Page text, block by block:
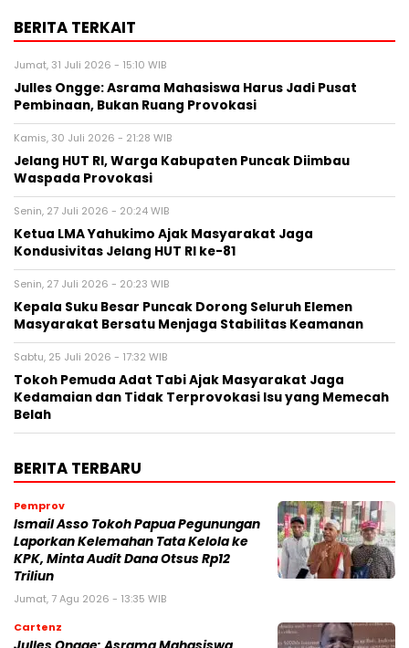
BERITA TERKAIT
Jumat, 31 Juli 2026 - 15:10 WIB
Julles Ongge: Asrama Mahasiswa Harus Jadi Pusat
Pembinaan, Bukan Ruang Provokasi
Kamis, 30 Juli 2026 - 21:28 WIB
Jelang HUT RI, Warga Kabupaten Puncak Diimbau
Waspada Provokasi
Senin, 27 Juli 2026 - 20:24 WIB
Ketua LMA Yahukimo Ajak Masyarakat Jaga
Kondusivitas Jelang HUT RI ke-81
Senin, 27 Juli 2026 - 20:23 WIB
Kepala Suku Besar Puncak Dorong Seluruh Elemen
Masyarakat Bersatu Menjaga Stabilitas Keamanan
Sabtu, 25 Juli 2026 - 17:32 WIB
Tokoh Pemuda Adat Tabi Ajak Masyarakat Jaga
Kedamaian dan Tidak Terprovokasi Isu yang Memecah
Belah
BERITA TERBARU
Pemprov
Ismail Asso Tokoh Papua Pegunungan
Laporkan Kelemahan Tata Kelola ke
KPK, Minta Audit Dana Otsus Rp12
Triliun
Jumat, 7 Agu 2026 - 13:35 WIB
Cartenz